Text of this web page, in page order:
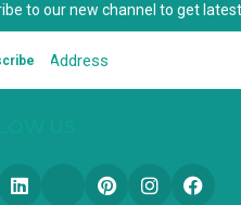
to our new channel to get